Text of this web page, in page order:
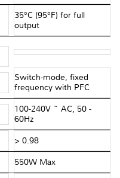
35°C (95°F) for full
output
Switch-mode, fixed
frequency with PFC
100-240V ~ AC, 50 -
60Hz
> 0.98
550W Max